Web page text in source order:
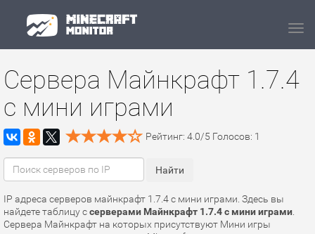
Сервера Майнкрафт 1.7.4
с мини играми
Рейтинг: 4.0/5 Голосов: 1
IP адреса серверов майнкрафт 1.7.4 с мини играми. Здесь вы
найдете таблицу ссерверами Майнкрафт 1.7.4 с мини играми
Сервера Майнкрафт на которых присутствуют Мини игры